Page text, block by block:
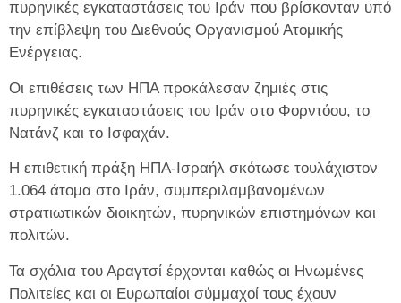
πυρηνικές εγκαταστάσεις του Ιράν που βρίσκονταν υπό
την επίβλεψη του Διεθνούς Οργανισμού Ατομικής
Ενέργειας.
Οι επιθέσεις των ΗΠΑ προκάλεσαν ζημιές στις
πυρηνικές εγκαταστάσεις του Ιράν στο Φορντόου, το
Νατάνζ και το Ισφαχάν.
Η επιθετική πράξη ΗΠΑ-Ισραήλ σκότωσε τουλάχιστον
1.064 άτομα στο Ιράν, συμπεριλαμβανομένων
στρατιωτικών διοικητών, πυρηνικών επιστημόνων και
πολιτών.
Τα σχόλια του Αραγτσί έρχονται καθώς οι Ηνωμένες
Πολιτείες και οι Ευρωπαίοι σύμμαχοί τους έχουν